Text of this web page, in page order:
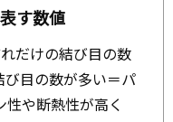
す数値
だけの結び目の数
目の数が多い＝パ
や断熱性が高く